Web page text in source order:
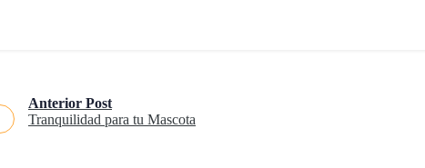
Anterior Post
Tranquilidad para tu Mascota